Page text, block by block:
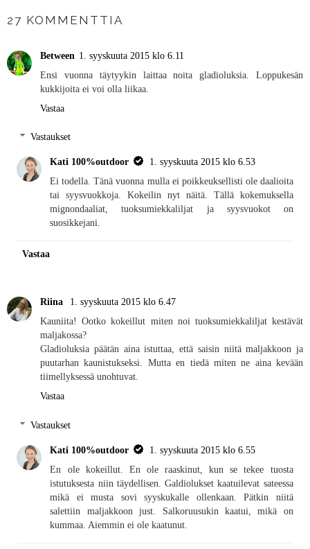
27 KOMMENTTIA
Between 1. syyskuuta 2015 klo 6.11
Ensi vuonna täytyykin laittaa noita gladioluksia. Loppukesän
kukkijoita ei voi olla liikaa.
Vastaa
Vastaukset
Kati 100%outdoor
1. syyskuuta 2015 klo 6.53
Ei todella. Tänä vuonna mulla ei poikkeuksellisti ole daalioita
tai syysvuokkoja. Kokeilin nyt näitä. Tällä kokemuksella
mignondaaliat, tuoksumiekkaliljat ja syysvuokot on
suosikkejani.
Vastaa
Riina
1. syyskuuta 2015 klo 6.47
Kauniita! Ootko kokeillut miten noi tuoksumiekkaliljat kestävät
maljakossa?
Gladioluksia päätän aina istuttaa, että saisin niitä maljakkoon ja
puutarhan kaunistukseksi. Mutta en tiedä miten ne aina kevään
tiimellyksessä unohtuvat.
Vastaa
Vastaukset
Kati 100%outdoor
1. syyskuuta 2015 klo 6.55
En ole kokeillut. En ole raaskinut, kun se tekee tuosta
istutuksesta niin täydellisen. Galdiolukset kaatuilevat sateessa
mikä ei musta sovi syyskukalle ollenkaan. Pätkin niitä
salettiin maljakkoon just. Salkoruusukin kaatui, mikä on
kummaa. Aiemmin ei ole kaatunut.